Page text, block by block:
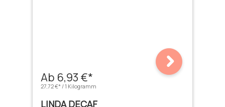
Ab 6,93 €*
27,72 €* / 1 Kilogramm
LINDA DECAF